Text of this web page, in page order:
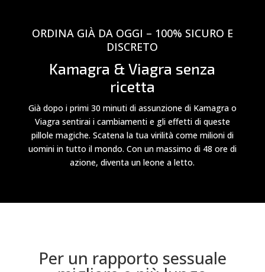
ORDINA GIÀ DA OGGI – 100% SICURO E
DISCRETO
Kamagra & Viagra senza
ricetta
Già dopo i primi 30 minuti di assunzione di Kamagra o
Viagra sentirai i cambiamenti e gli effetti di queste
pillole magiche. Scatena la tua virilità come milioni di
uomini in tutto il mondo. Con un massimo di 48 ore di
azione, diventa un leone a letto.
Per un rapporto sessuale